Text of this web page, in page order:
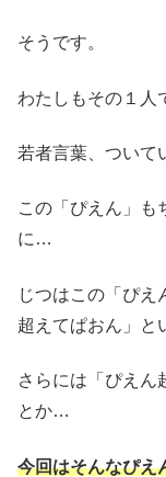
そうです。
わたしもその１人
若者言葉、ついて
この「ぴえん」も
に…
じつはこの「ぴえ
超えてぱおん」と
さらには「ぴえん
とか…
今回はそんなぴえ